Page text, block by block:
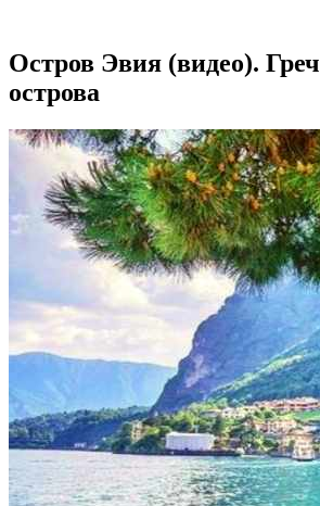
Остров Эвия (видео).
острова